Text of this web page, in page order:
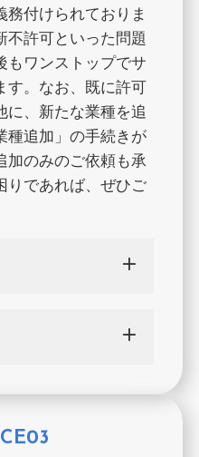
務付けられておりま
不許可といった問題
もワンストップでサ
。なお、既に許可
に、新たな業種を追
種追加」の手続きが
加のみのご依頼も承
りであれば、ぜひご